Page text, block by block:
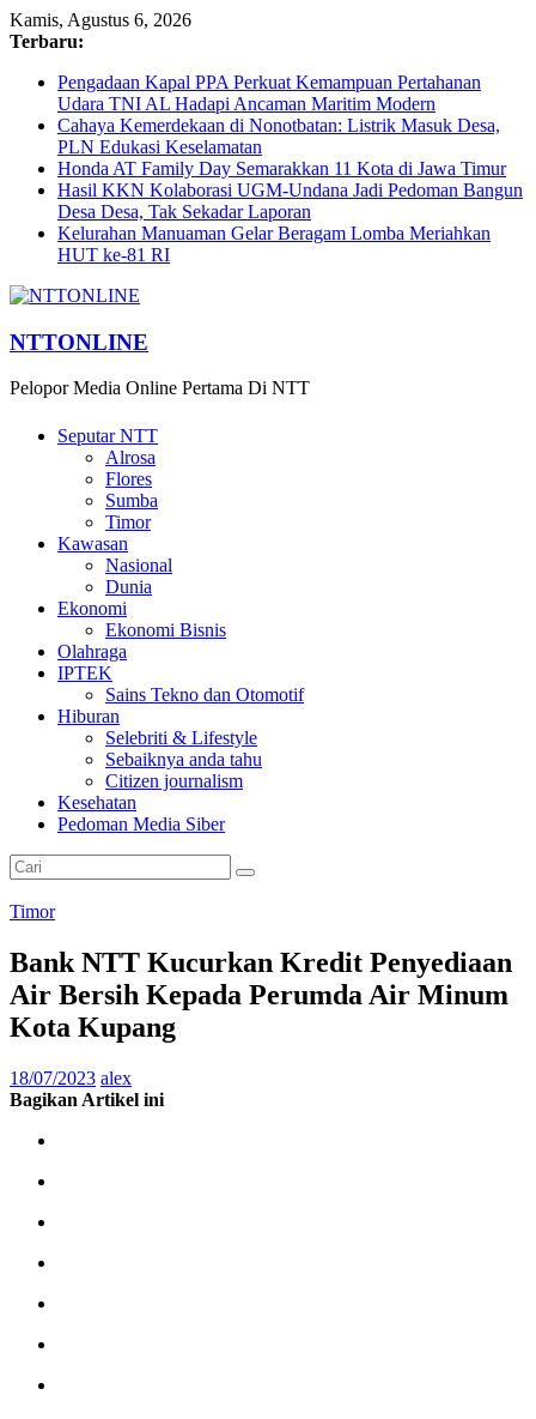
Kamis, Agustus 6, 2026
Terbaru:
Pengadaan Kapal PPA Perkuat Kemampuan Pertahanan
Udara TNI AL Hadapi Ancaman Maritim Modern
Cahaya Kemerdekaan di Nonotbatan: Listrik Masuk Desa,
PLN Edukasi Keselamatan
Honda AT Family Day Semarakkan 11 Kota di Jawa Timur
Hasil KKN Kolaborasi UGM-Undana Jadi Pedoman Bangun
Desa Desa, Tak Sekadar Laporan
Kelurahan Manuaman Gelar Beragam Lomba Meriahkan
HUT ke-81 RI
NTTONLINE
Pelopor Media Online Pertama Di NTT
Seputar NTT
Alrosa
Flores
Sumba
Timor
Kawasan
Nasional
Dunia
Ekonomi
Ekonomi Bisnis
Olahraga
IPTEK
Sains Tekno dan Otomotif
Hiburan
Selebriti & Lifestyle
Sebaiknya anda tahu
Citizen journalism
Kesehatan
Pedoman Media Siber
Timor
Bank NTT Kucurkan Kredit Penyediaan
Air Bersih Kepada Perumda Air Minum
Kota Kupang
18/07/2023 alex
Bagikan Artikel ini